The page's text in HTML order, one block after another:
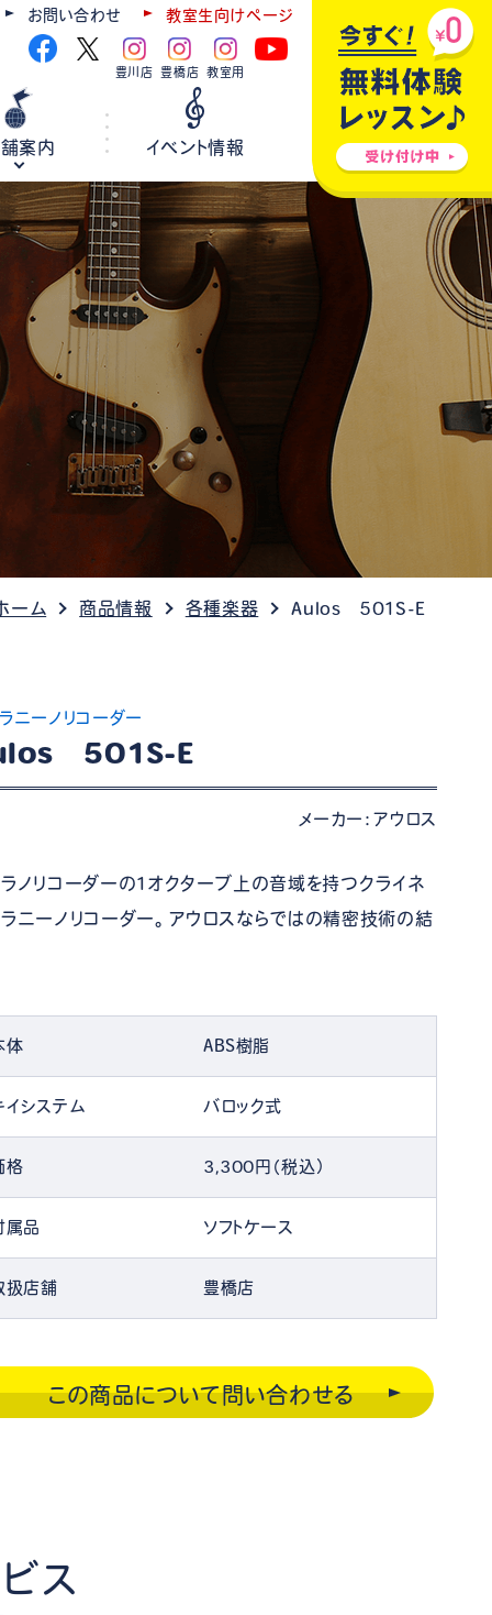
お問い合わせ 教室生向けページ
豊川店 豊橋店 教室用
ウクレレ
弦楽器
ット情報
各種楽器修理
ホールレンタル
案内 イベント情報
ーム 商品情報 各種楽器 Aulos 501S-E
ニーノリコーダー
501S-E
メーカー：アウロス
ノリコーダーの1オクターブ上の音域を持つクライネ
ニーノリコーダー。アウロスならではの精密技術の結
体 ABS樹脂
イシステム バロック式
格 3,300円（税込）
属品 ソフトケース
扱店舗 豊橋店
この商品について問い合わせる
ス